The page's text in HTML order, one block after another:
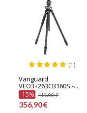
(1)
Vanguard
VEO3+263CB160S -...
-15% 419,90 €
356,90 €